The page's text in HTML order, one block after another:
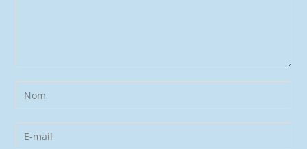
Enter
your
name
Enter